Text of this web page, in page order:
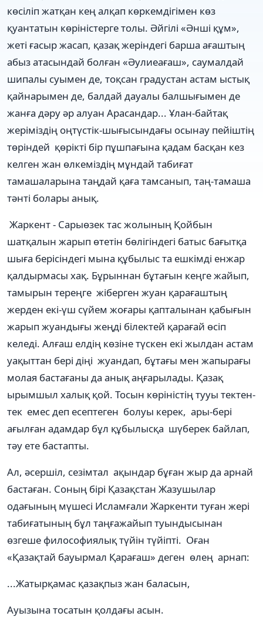
көсіліп жатқан кең алқап көркемдігімен көз
қуантатын көріністерге толы. Әйгілі «Әнші құм»,
жеті ғасыр жасап, қазақ жеріндегі барша ағаштың
абыз атасындай болған «Әулиеағаш», саумалдай
шипалы суымен де, тоқсан градустан астам ыстық
қайнарымен де, балдай дауалы балшығымен де
жанға дәру әр алуан Арасандар... Ұлан-байтақ
жеріміздің оңтүстік-шығысындағы осынау пейіштің
төріндей қөрікті бір пұшпағына қадам басқан кез
келген жан өлкеміздің мұндай табиғат
тамашаларына таңдай қаға тамсанып, таң-тамаша
тәнті болары анық.
Жаркент - Сарыөзек тас жолының Қойбын
шатқалын жарып өтетін бөлігіндегі батыс бағытқа
шыға берісіндегі мына құбылыс та ешкімді енжар
қалдырмасы хақ. Бұрыннан бұтағын кеңге жайып,
тамырын тереңге жіберген жуан қарағаштың
жерден екі-үш сүйем жоғары қапталынан қабығын
жарып жуандығы жеңді білектей қарағай өсіп
келеді. Алғаш елдің көзіне түскен екі жылдан астам
уақыттан бері діңі жуандап, бұтағы мен жапырағы
молая бастағаны да анық аңғарылады. Қазақ
ырымшыл халық қой. Тосын көріністің тууы тектен-
тек емес деп есептеген болуы керек, ары-бері
ағылған адамдар бұл құбылысқа шүберек байлап,
тәу ете бастапты.
Ал, әсершіл, сезімтал ақындар бұған жыр да арнай
бастаған. Соның бірі Қазақстан Жазушылар
одағының мүшесі Исламғали Жаркенти туған жері
табиғатының бұл таңғажайып туындысынан
өзгеше философиялық түйін түйіпті. Оған
«Қазақтай бауырмал Қарағаш» деген өлең арнап:
...Жатырқамас қазақпыз жан баласын,
Ауызына тосатын қолдағы асын.